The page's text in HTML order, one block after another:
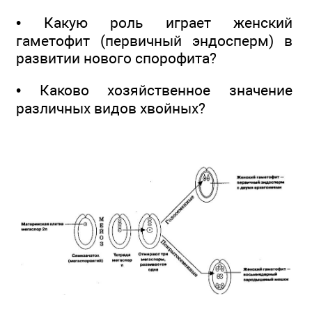
• Какую роль играет женский
гаметофит (первичный эндосперм) в
развитии нового спорофита?
• Каково хозяйственное значение
различных видов хвойных?